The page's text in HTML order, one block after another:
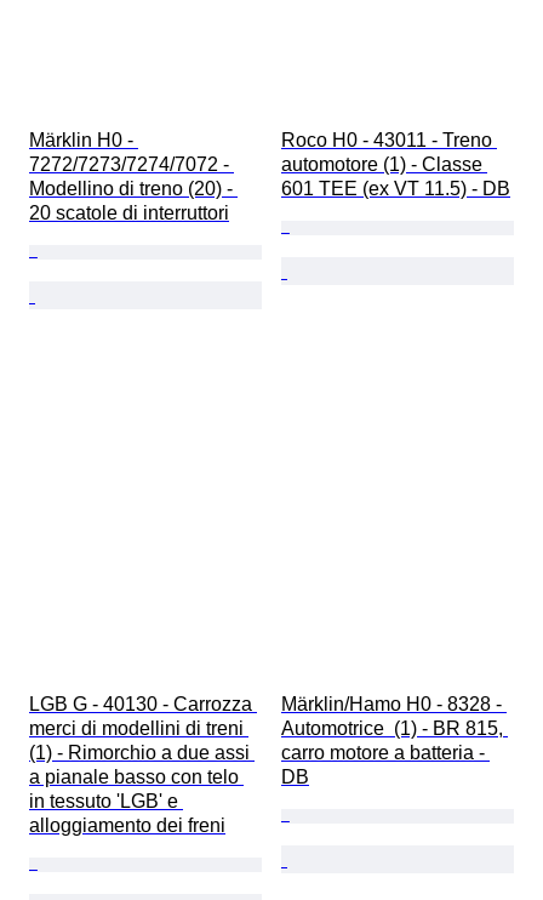
Märklin H0 -
7272/7273/7274/7072 -
Modellino di treno (20) -
20 scatole di interruttori
Roco H0 - 43011 - Treno
automotore (1) - Classe
601 TEE (ex VT 11.5) - DB
LGB G - 40130 - Carrozza
merci di modellini di treni
(1) - Rimorchio a due assi
a pianale basso con telo
in tessuto 'LGB' e
alloggiamento dei freni
Märklin/Hamo H0 - 8328 -
Automotrice  (1) - BR 815,
carro motore a batteria -
DB